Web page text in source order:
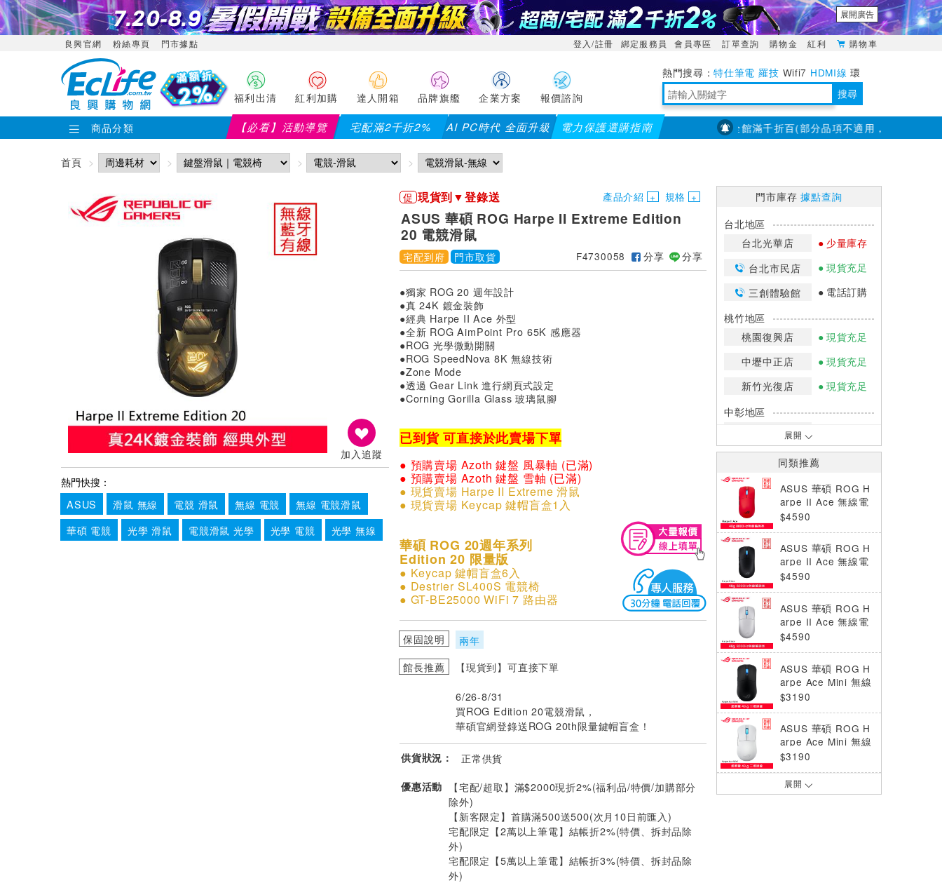
展開廣告
良興官網 粉絲專頁 門市據點 登入/註冊 綁定服務員 會員專區 訂單查詢 購物金 紅利 購物車
福利出清 紅利加購 達人開箱 品牌旗艦 企業方案 報價諮詢
特仕筆電 羅技 Wifi7 HDMI線 環
境量測 明緯POWER 搜尋
商品分類 【必看】活動導覽 宅配滿2千折2% AI PC時代 全面升級 電力保護選購指南【PX大通】全館滿千折百(部分品項不適用，滿2千折200...)
首頁
加入追蹤
熱門快搜：
ASUS
滑鼠 無線 電競 滑鼠 無線 電競
無線 電競滑鼠
華碩 電競
光學 滑鼠 電競滑鼠 光學 光學 電競 光學 無線
促 現貨到▼登錄送 產品介紹 規格
ASUS 華碩 ROG Harpe II Extreme Edition
20 電競滑鼠
宅配到府 門市取貨 F4730058 分享 分享
●獨家 ROG 20 週年設計
●真 24K 鍍金裝飾
●經典 Harpe II Ace 外型
●全新 ROG AimPoint Pro 65K 感應器
●ROG 光學微動開關
●ROG SpeedNova 8K 無線技術
●Zone Mode
●透過 Gear Link 進行網頁式設定
●Corning Gorilla Glass 玻璃鼠腳
已到貨 可直接於此賣場下單
● 預購賣場 Azoth 鍵盤 風暴軸 (已滿)
● 預購賣場 Azoth 鍵盤 雪軸 (已滿)
● 現貨賣場 Harpe II Extreme 滑鼠
● 現貨賣場 Keycap 鍵帽盲盒1入
華碩 ROG 20週年系列
Edition 20 限量版
● Keycap 鍵帽盲盒6入
● Destrier SL400S 電競椅
● GT-BE25000 WiFi 7 路由器
保固說明
兩年
館長推薦
【現貨到】可直接下單
6/26-8/31
買ROG Edition 20電競滑鼠，
華碩官網登錄送ROG 20th限量鍵帽盲盒！
供貨狀況： 正常供貨
優惠活動
【宅配/超取】滿$2000現折2%(福利品/特價/加購部分
除外)
【新客限定】首購滿500送500(次月10日前匯入)
宅配限定【2萬以上筆電】結帳折2%(特價、拆封品除
外)
宅配限定【5萬以上筆電】結帳折3%(特價、拆封品除
外)
門市庫存據點查詢
台北地區
台北光華店
少量庫存
台北市民店
現貨充足
三創體驗館
電話訂購
桃竹地區
桃園復興店
現貨充足
中壢中正店
現貨充足
新竹光復店
現貨充足
中彰地區
台中英才店
嘉南地區
高雄中華店
高雄鳳山店
現貨充足
*庫存數量：網路訂購(0)、少量庫存
(1~2)、現貨充足(3以上)。
*門市庫存以店內實際數量為準，可使
用專人服務或撥打門市電話洽詢。
展開
同類推薦
ASUS 華碩 ROG H
arpe II Ace 無線電
競滑鼠 岩漿紅
$4590
ASUS 華碩 ROG H
arpe II Ace 無線電
競滑鼠 黑
$4590
ASUS 華碩 ROG H
arpe II Ace 無線電
競滑鼠 白
$4590
ASUS 華碩 ROG H
arpe Ace Mini 無線
電競滑鼠 黑
$3190
ASUS 華碩 ROG H
arpe Ace Mini 無線
電競滑鼠 白
$3190
ASUS 華碩 ROG H
展開